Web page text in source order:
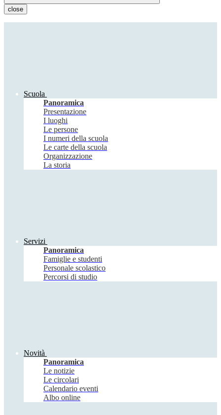
close
Scuola
Panoramica
Presentazione
I luoghi
Le persone
I numeri della scuola
Le carte della scuola
Organizzazione
La storia
Servizi
Panoramica
Famiglie e studenti
Personale scolastico
Percorsi di studio
Novità
Panoramica
Le notizie
Le circolari
Calendario eventi
Albo online